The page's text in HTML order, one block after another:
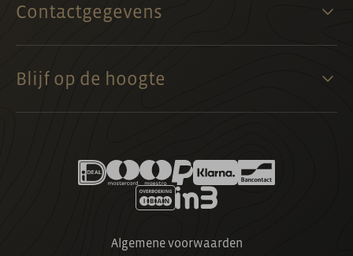
Contactgegevens
Blijf op de hoogte
Algemene voorwaarden